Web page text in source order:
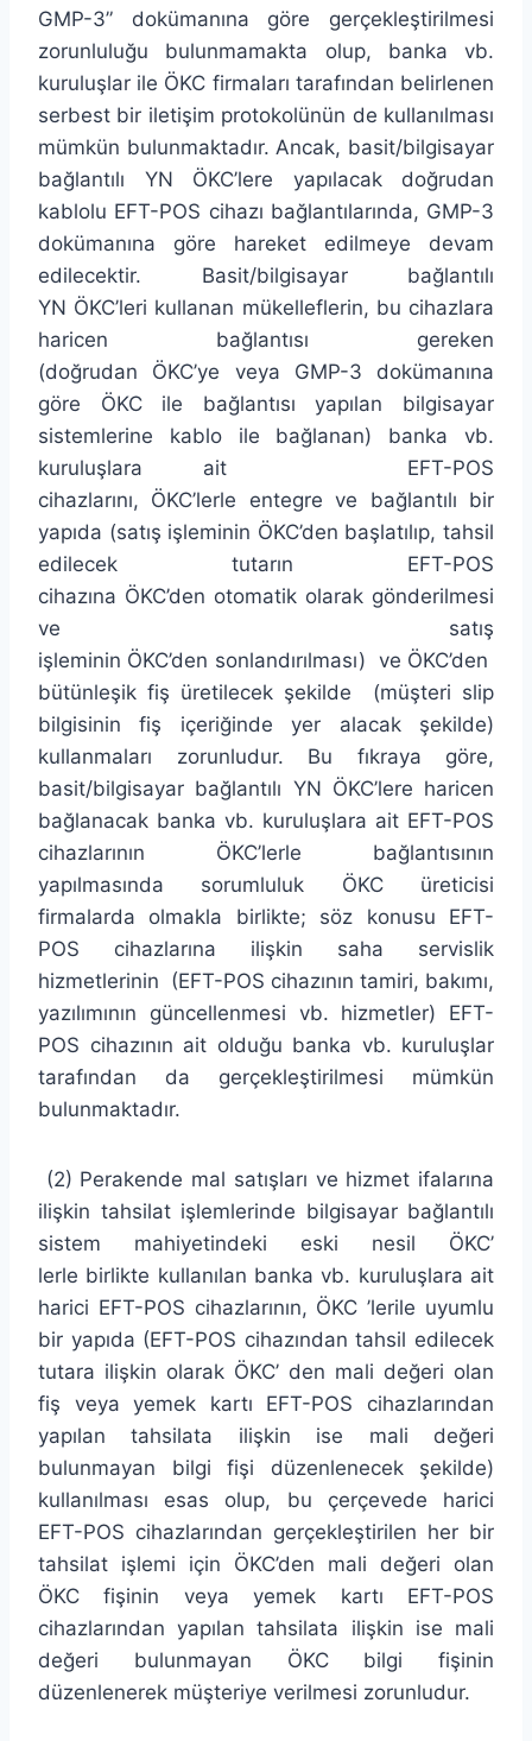
GMP-3” dokümanına göre gerçekleştirilmesi
zorunluluğu bulunmamakta olup, banka vb.
kuruluşlar ile ÖKC firmaları tarafından belirlenen
serbest bir iletişim protokolünün de kullanılması
mümkün bulunmaktadır. Ancak, basit/bilgisayar
bağlantılı YN ÖKC’lere yapılacak doğrudan
kablolu EFT-POS cihazı bağlantılarında, GMP-3
dokümanına göre hareket edilmeye devam
edilecektir. Basit/bilgisayar bağlantılı
YN ÖKC’leri kullanan mükelleflerin, bu cihazlara
haricen bağlantısı gereken
(doğrudan ÖKC’ye veya GMP-3 dokümanına
göre ÖKC ile bağlantısı yapılan bilgisayar
sistemlerine kablo ile bağlanan) banka vb.
kuruluşlara ait EFT-POS
cihazlarını, ÖKC’lerle entegre ve bağlantılı bir
yapıda (satış işleminin ÖKC’den başlatılıp, tahsil
edilecek tutarın EFT-POS
cihazına ÖKC’den otomatik olarak gönderilmesi
ve satış
işleminin ÖKC’den sonlandırılması) ve ÖKC’den
bütünleşik fiş üretilecek şekilde (müşteri slip
bilgisinin fiş içeriğinde yer alacak şekilde)
kullanmaları zorunludur. Bu fıkraya göre,
basit/bilgisayar bağlantılı YN ÖKC’lere haricen
bağlanacak banka vb. kuruluşlara ait EFT-POS
cihazlarının ÖKC’lerle bağlantısının
yapılmasında sorumluluk ÖKC üreticisi
firmalarda olmakla birlikte; söz konusu EFT-
POS cihazlarına ilişkin saha servislik
hizmetlerinin (EFT-POS cihazının tamiri, bakımı,
yazılımının güncellenmesi vb. hizmetler) EFT-
POS cihazının ait olduğu banka vb. kuruluşlar
tarafından da gerçekleştirilmesi mümkün
bulunmaktadır.
(2) Perakende mal satışları ve hizmet ifalarına
ilişkin tahsilat işlemlerinde bilgisayar bağlantılı
sistem mahiyetindeki eski nesil ÖKC’
lerle birlikte kullanılan banka vb. kuruluşlara ait
harici EFT-POS cihazlarının, ÖKC ’lerile uyumlu
bir yapıda (EFT-POS cihazından tahsil edilecek
tutara ilişkin olarak ÖKC’ den mali değeri olan
fiş veya yemek kartı EFT-POS cihazlarından
yapılan tahsilata ilişkin ise mali değeri
bulunmayan bilgi fişi düzenlenecek şekilde)
kullanılması esas olup, bu çerçevede harici
EFT-POS cihazlarından gerçekleştirilen her bir
tahsilat işlemi için ÖKC’den mali değeri olan
ÖKC fişinin veya yemek kartı EFT-POS
cihazlarından yapılan tahsilata ilişkin ise mali
değeri bulunmayan ÖKC bilgi fişinin
düzenlenerek müşteriye verilmesi zorunludur.